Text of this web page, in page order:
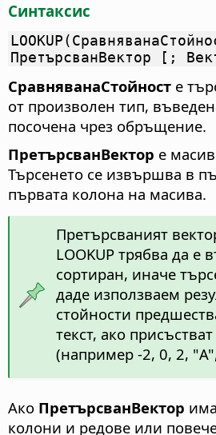
Синтаксис
ПретърсванВектор [;
СравняванаСтойност е
от произволен тип,
посочена чрез обръщение.
ПретърсванВектор е
Търсенето се извършва в
първата колона на масива.
Претърсваният
LOOKUP трябва да е
сортиран, иначе
даде използваем
стойности
текст, ако
(например -2, 0, 2,
Ако ПретърсванВектор
колони и редове или